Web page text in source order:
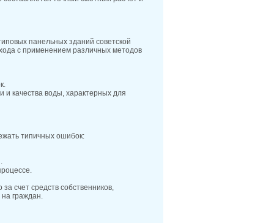
панельных зданий советской
с применением различных методов
и качества воды, характерных для
типичных ошибок:
счет средств собственников,
на граждан.